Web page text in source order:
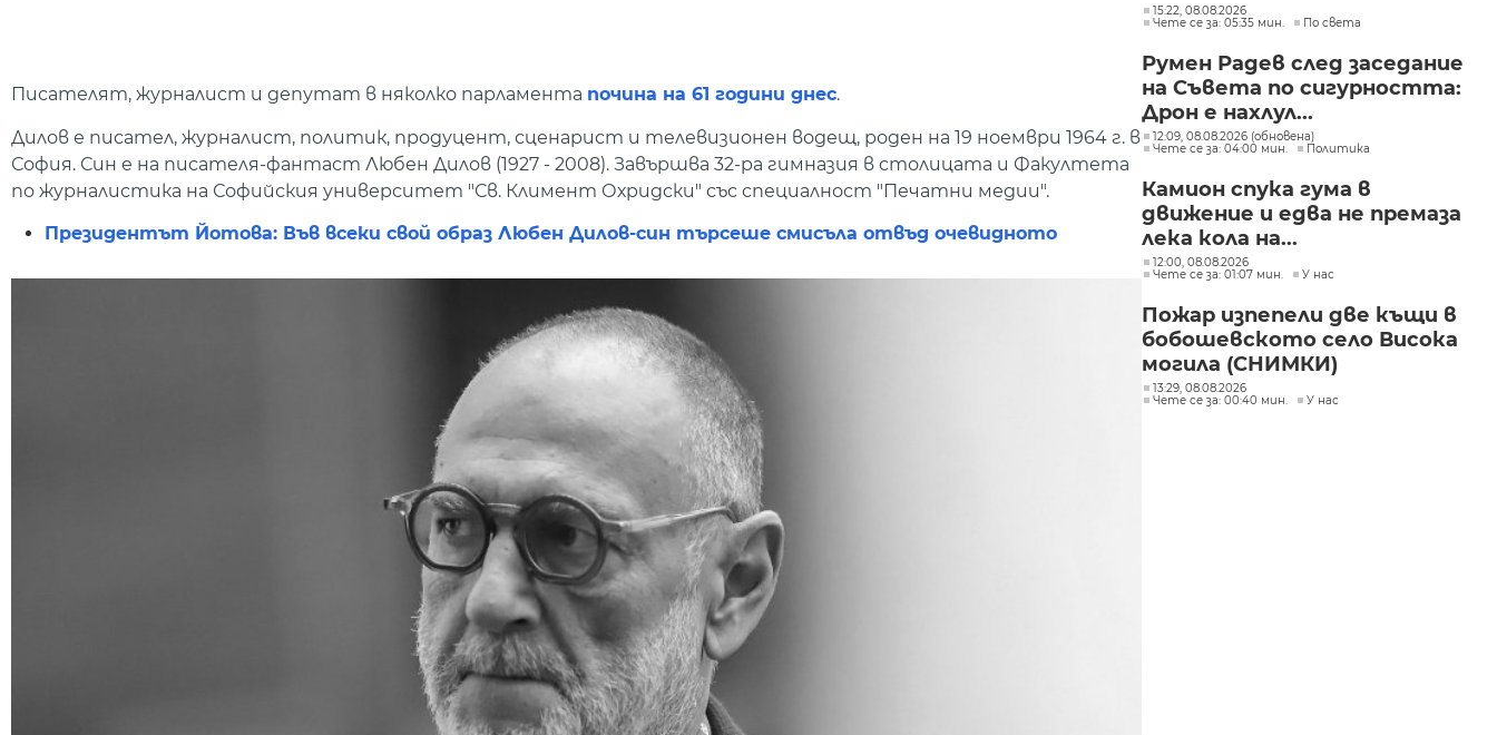
Писателят, журналист и депутат в няколко парламента почина на 61 години днес.
Дилов е писател, журналист, политик, продуцент, сценарист и телевизионен водещ, роден на 19 ноември 1964 г. в
София. Син е на писателя-фантаст Любен Дилов (1927 - 2008). Завършва 32-ра гимназия в столицата и Факултета
по журналистика на Софийския университет "Св. Климент Охридски" със специалност "Печатни медии".
Президентът Йотова: Във всеки свой образ Любен Дилов-син търсеше смисъла отвъд очевидното
15:22, 08.08.2026
Чете се за: 05:35 мин.
По света
Румен Радев след заседание
на Съвета по сигурността:
Дрон е нахлул...
12:09, 08.08.2026 (обновена)
Чете се за: 04:00 мин.
Политика
Камион спука гума в
движение и едва не премаза
лека кола на...
12:00, 08.08.2026
Чете се за: 01:07 мин.
У нас
Пожар изпепели две къщи в
бобошевското село Висока
могила (СНИМКИ)
13:29, 08.08.2026
Чете се за: 00:40 мин.
У нас